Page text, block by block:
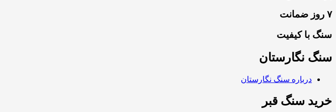
۷ روز ضمانت
سنگ با کیفیت
سنگ نگارستان
درباره سنگ نگارستان
خرید سنگ قبر